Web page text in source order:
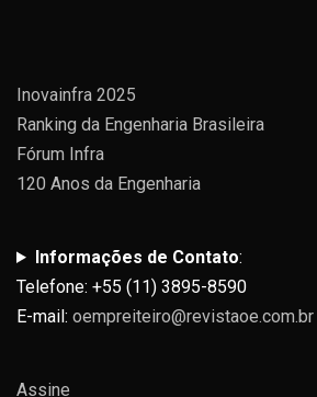
Inovainfra 2025
Ranking da Engenharia Brasileira
Fórum Infra
120 Anos da Engenharia
Informações de Contato:
Telefone: +55 (11) 3895-8590
E-mail: oempreiteiro@revistaoe.com.br
Assine